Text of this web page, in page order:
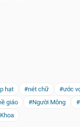
hạt #nét chữ #ước
giáo #Người Mông